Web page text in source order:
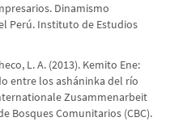
Dinamismo
Perú. Instituto de Estudios
L. A. (2013). Kemito Ene:
entre los asháninka del río
Zusammenarbeit
Bosques Comunitarios (CBC).